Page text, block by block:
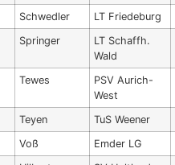
Schwedler
LT Friedeburg
Springer
LT Schaffh.
Wald
Tewes
PSV Aurich-
West
Teyen
TuS Weener
Voß
Emder LG